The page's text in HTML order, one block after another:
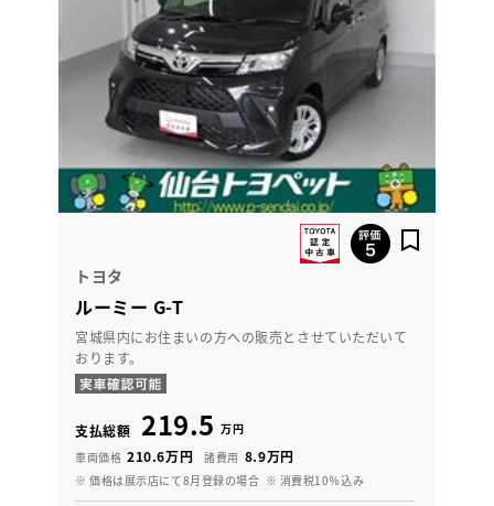
トヨタ
ルーミー G-T
宮城県内にお住まいの方への販売とさせていただいて
おります。
支払総額 219.5 万円
車両価格 210.6万円 諸費用 8.9万円
※ 価格は展示店にて8月登録の場合 ※ 消費税10％込み